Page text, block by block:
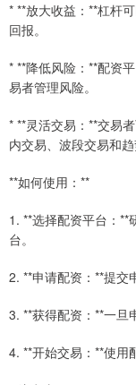
* **放大收益：**杠杆
回报。
* **降低风险：**配资
易者管理风险。
* **灵活交易：**交易
内交易、波段交易和趋
**如何使用：**
1. **选择配资平台：**
台。
2. **申请配资：**提交
3. **获得配资：**一旦
4. **开始交易：**使用